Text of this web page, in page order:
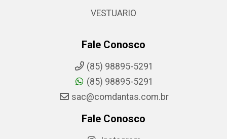
VESTUARIO
Fale Conosco
(85) 98895-5291
(85) 98895-5291
sac@comdantas.com.br
Fale Conosco